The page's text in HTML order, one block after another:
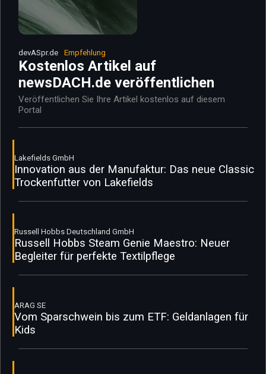
devASpr.de Empfehlung
Kostenlos Artikel auf
newsDACH.de veröffentlichen
Veröffentlichen Sie Ihre Artikel kostenlos auf diesem
Portal
Lakefields GmbH
Innovation aus der Manufaktur: Das neue Classic
Trockenfutter von Lakefields
Russell Hobbs Deutschland GmbH
Russell Hobbs Steam Genie Maestro: Neuer
Begleiter für perfekte Textilpflege
ARAG SE
Vom Sparschwein bis zum ETF: Geldanlagen für
Kids